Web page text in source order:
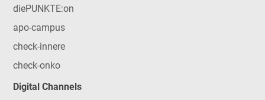
diePUNKTE:on
apo-campus
check-innere
check-onko
Digital Channels